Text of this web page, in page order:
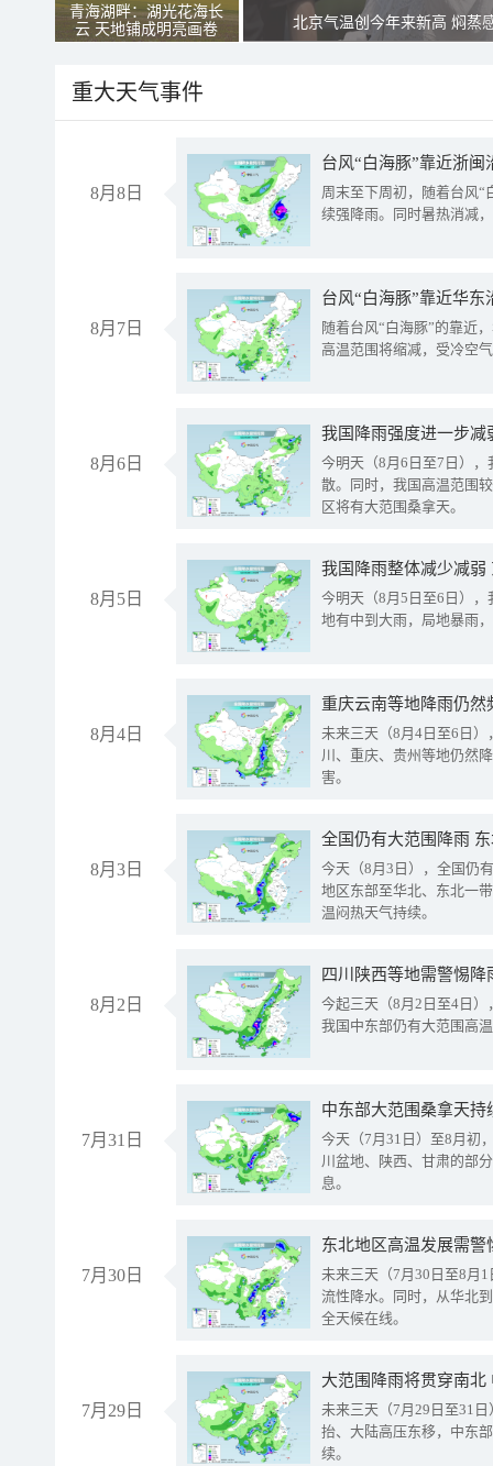
青海湖畔：湖光花海长
云 天地铺成明亮画卷
北京气温创今年来新高 焖蒸
重大天气事件
8月8日
台风“白海豚”靠近浙
周末至下周初，随着台风“
续强降雨。同时暑热消减
8月7日
台风“白海豚”靠近华
随着台风“白海豚”的靠近
高温范围将缩减，受冷空
8月6日
今明天（8月6日至7日）
散。同时，我国高温范围
区将有大范围桑拿天。
8月5日
我国降雨整体减少减弱
今明天（8月5日至6日）
地有中到大雨，局地暴雨
8月4日
重庆云南等地降雨仍然
未来三天（8月4日至6日
川、重庆、贵州等地仍然
害。
8月3日
全国仍有大范围降雨
今天（8月3日），全国仍
地区东部至华北、东北一
温闷热天气持续。
8月2日
今起三天（8月2日至4日
我国中东部仍有大范围高
7月31日
中东部大范围桑拿天
今天（7月31日）至8月初
川盆地、陕西、甘肃的部
息。
7月30日
东北地区高温发展需
未来三天（7月30日至8月
流性降水。同时，从华北
全天候在线。
7月29日
大范围降雨将贯穿南
未来三天（7月29日至31
抬、大陆高压东移，中东
续。